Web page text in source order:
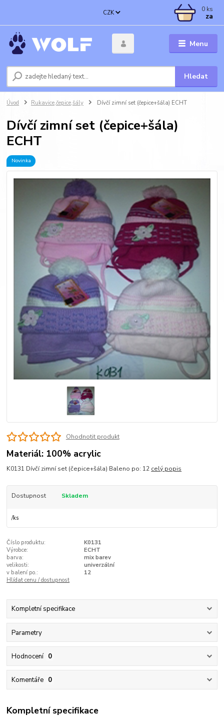
Menu
CZK
Hledat
0 ks
za
Úvod Rukavice,čepice,šály Dívčí zimní set (čepice+šála) ECHT
Dívčí zimní set (čepice+šála)
ECHT
Novinka
Ohodnotit produkt
Materiál: 100% acrylic
K0131 Dívčí zimní set (čepice+šála) Baleno po: 12 celý popis
Dostupnost Skladem
/ks
Číslo produktu:
K0131
Výrobce:
ECHT
barva:
mix barev
velikosti:
univerzální
v balení po.:
12
Hlídat cenu / dostupnost
Kompletní specifikace
Parametry
Hodnocení 0
Komentáře 0
Kompletní specifikace